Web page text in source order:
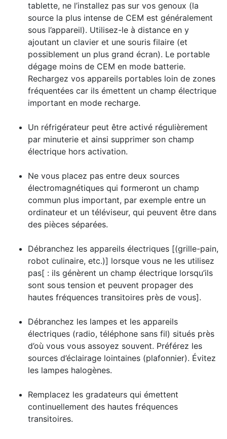
tablette, ne l’installez pas sur vos genoux (la
source la plus intense de CEM est généralement
sous l’appareil). Utilisez-le à distance en y
ajoutant un clavier et une souris filaire (et
possiblement un plus grand écran). Le portable
dégage moins de CEM en mode batterie.
Rechargez vos appareils portables loin de zones
fréquentées car ils émettent un champ électrique
important en mode recharge.
Un réfrigérateur peut être activé régulièrement
par minuterie et ainsi supprimer son champ
électrique hors activation.
Ne vous placez pas entre deux sources
électromagnétiques qui formeront un champ
commun plus important, par exemple entre un
ordinateur et un téléviseur, qui peuvent être dans
des pièces séparées.
Débranchez les appareils électriques [(grille-pain,
robot culinaire, etc.)] lorsque vous ne les utilisez
pas[ : ils génèrent un champ électrique lorsqu’ils
sont sous tension et peuvent propager des
hautes fréquences transitoires près de vous].
Débranchez les lampes et les appareils
électriques (radio, téléphone sans fil) situés près
d’où vous vous assoyez souvent. Préférez les
sources d’éclairage lointaines (plafonnier). Évitez
les lampes halogènes.
Remplacez les gradateurs qui émettent
continuellement des hautes fréquences
transitoires.